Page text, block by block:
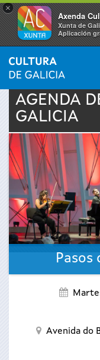
×
Axenda
Xunta de
Aplicación
Se
encuentra
usted
aquí
INICIO ›
AGENDA
GALICIA
Pasos
Avenida do